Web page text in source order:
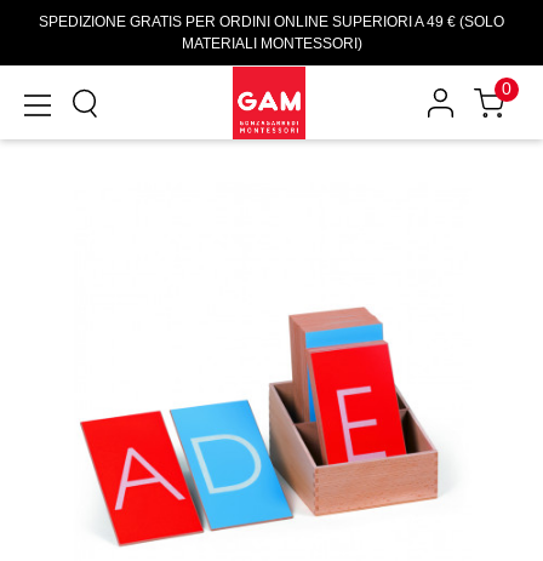
SPEDIZIONE GRATIS PER ORDINI ONLINE SUPERIORI A 49 € (SOLO
MATERIALI MONTESSORI)
0